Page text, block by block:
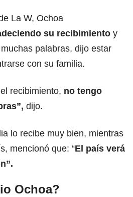
La W, Ochoa
su recibimiento y
palabras, dijo estar
con su familia.
recibimiento, no tengo
dijo.
lo recibe muy bien, mientras
mencionó que: “El país verá
Ochoa?